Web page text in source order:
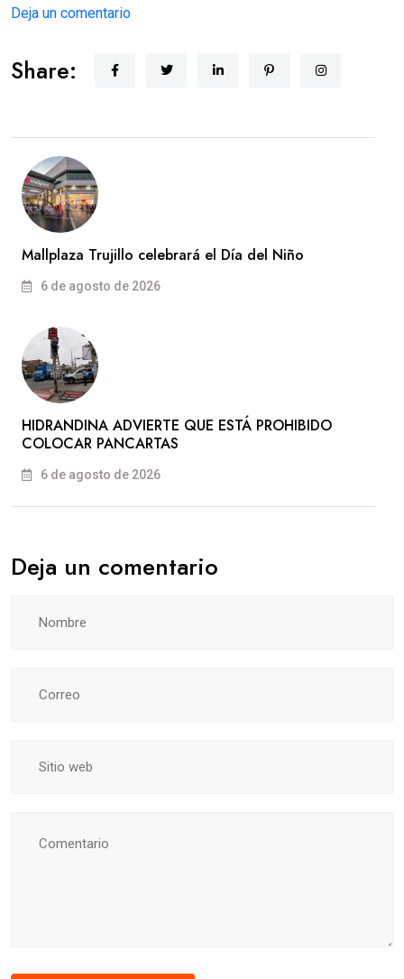
Deja un comentario
Share:
Mallplaza Trujillo celebrará el Día del Niño
6 de agosto de 2026
HIDRANDINA ADVIERTE QUE ESTÁ PROHIBIDO
COLOCAR PANCARTAS
6 de agosto de 2026
Deja un comentario